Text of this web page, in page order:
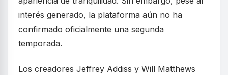
interés generado, la plataforma aún no ha
confirmado oficialmente una segunda
temporada.
Los creadores Jeffrey Addiss y Will Matthews